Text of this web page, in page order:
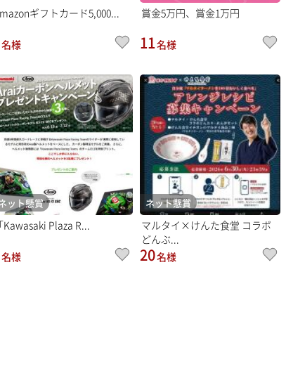
ギフトカード5,000...
名様
賞金5万円、賞金1万円
11名様
ット懸賞
「Kawasaki Plaza R...
名様
ネット懸賞
マルタイ×けんた食堂 コラボ
どんぶ...
20名様